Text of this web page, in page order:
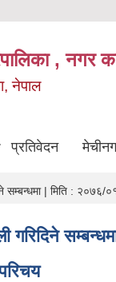
, नगर
नेपाल
प्रतिवेदन
सम्बन्धमा | मिति : २०७६/
गरिदिने